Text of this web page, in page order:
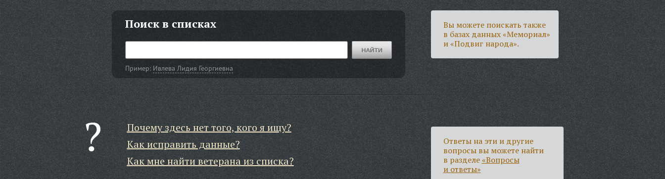
Поиск в списках
Пример: Ивлева Лидия Георгиевна
Вы можете поискать также
в базах данных «Мемориал»
и «Подвиг народа».
Почему здесь нет того, кого я ищу?
Как исправить данные?
Как мне найти ветерана из списка?
Ответы на эти и другие
вопросы вы можете найти
в разделе«Вопросы
и ответы»